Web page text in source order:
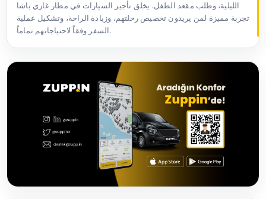
الليلية، وطلب مقعد الطفل. يخلق تأجير السيارات في مطار غازي باشا
تجربة مميزة لمن يريدون تخصيص رحلتهم، وزيادة الراحة، وتشكيل عملية
السفر وفقاً لاحتياجاتهم تماماً.